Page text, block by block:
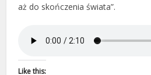
aż do skończenia świata”.
Like this: